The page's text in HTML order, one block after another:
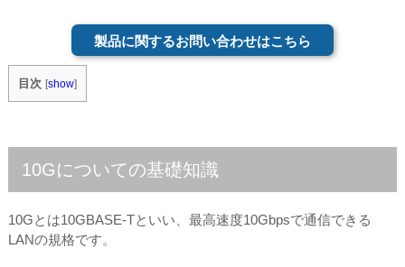
製品に関するお問い合わせはこちら
目次 [show]
10Gについての基礎知識
10Gとは10GBASE-Tといい、最高速度10Gbpsで通信できる
LANの規格です。